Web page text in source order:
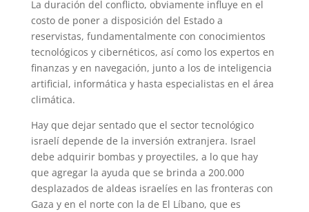
La duración del conflicto, obviamente influye en el
costo de poner a disposición del Estado a
reservistas, fundamentalmente con conocimientos
tecnológicos y cibernéticos, así como los expertos en
finanzas y en navegación, junto a los de inteligencia
artificial, informática y hasta especialistas en el área
climática.
Hay que dejar sentado que el sector tecnológico
israelí depende de la inversión extranjera. Israel
debe adquirir bombas y proyectiles, a lo que hay
que agregar la ayuda que se brinda a 200.000
desplazados de aldeas israelíes en las fronteras con
Gaza y en el norte con la de El Líbano, que es